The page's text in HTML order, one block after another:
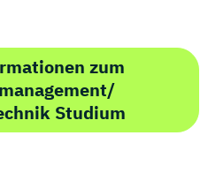
zum
Studium